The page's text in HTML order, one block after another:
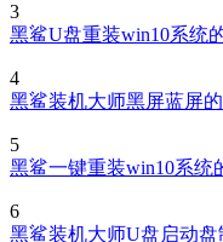
3
黑鲨U盘重装win10系统
4
黑鲨装机大师黑屏蓝屏
5
黑鲨一键重装win10系统
6
黑鲨装机大师U盘启动盘